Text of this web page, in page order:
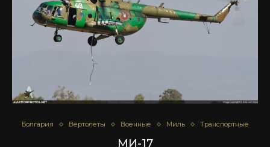
Болгария Вертолеты Военные Миль Транспортные
МИ-17